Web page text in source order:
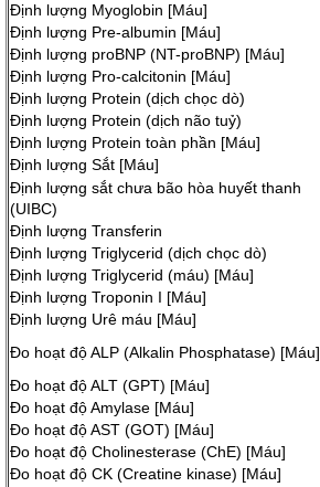
Định lượng Myoglobin [Máu]
Định lượng Pre-albumin [Máu]
Định lượng proBNP (NT-proBNP) [Máu]
Định lượng Pro-calcitonin [Máu]
Định lượng Protein (dịch chọc dò)
Định lượng Protein (dịch não tuỷ)
Định lượng Protein toàn phần [Máu]
Định lượng Sắt [Máu]
Định lượng sắt chưa bão hòa huyết thanh
(UIBC)
Định lượng Transferin
Định lượng Triglycerid (dịch chọc dò)
Định lượng Triglycerid (máu) [Máu]
Định lượng Troponin I [Máu]
Định lượng Urê máu [Máu]
Đo hoạt độ ALP (Alkalin Phosphatase) [Máu]
Đo hoạt độ ALT (GPT) [Máu]
Đo hoạt độ Amylase [Máu]
Đo hoạt độ AST (GOT) [Máu]
Đo hoạt độ Cholinesterase (ChE) [Máu]
Đo hoạt độ CK (Creatine kinase) [Máu]